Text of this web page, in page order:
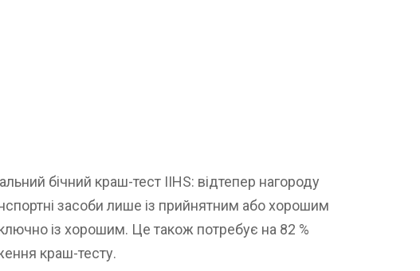
бічний краш-тест IIHS: відтепер нагороду
засоби лише із прийнятним або хорошим
із хорошим. Це також потребує на 82 %
краш-тесту.